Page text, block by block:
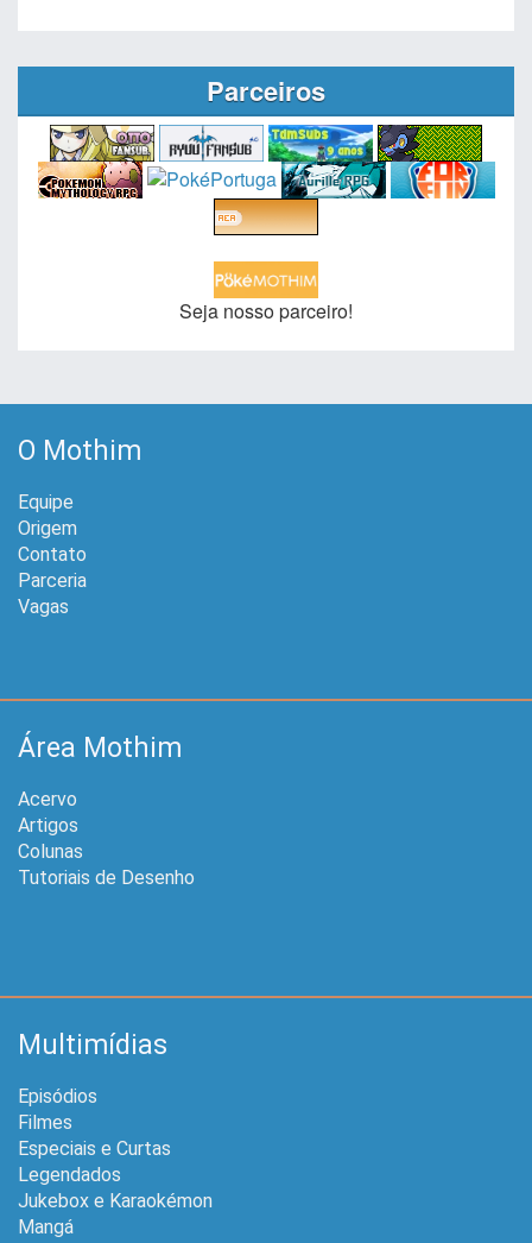
Parceiros
Seja nosso parceiro!
O Mothim
Equipe
Origem
Contato
Parceria
Vagas
Área Mothim
Acervo
Artigos
Colunas
Tutoriais de Desenho
Multimídias
Episódios
Filmes
Especiais e Curtas
Legendados
Jukebox e Karaokémon
Mangá